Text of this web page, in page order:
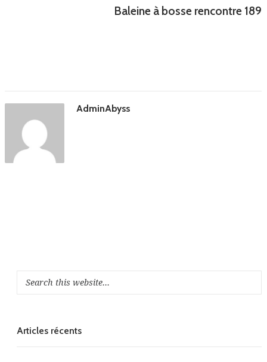
Baleine à bosse rencontre 189
AdminAbyss
Articles récents